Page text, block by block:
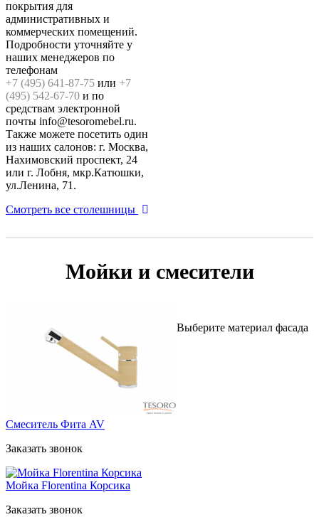
покрытия для
административных и
коммерческих помещений.
Подробности уточняйте у
наших менеджеров по
телефонам
+7 (495) 641-87-75 или +7
(495) 542-67-70 и по
средствам электронной
почты info@tesoromebel.ru.
Также можете посетить один
из наших салонов: г. Москва,
Нахимовский проспект, 24
или г. Лобня, мкр.Катюшки,
ул.Ленина, 71.
Смотреть все столешницы
Мойки и смесители
Смеситель Фита AV
Заказать звонок
Мойка Florentina Корсика
Заказать звонок
Выберите материал фасада